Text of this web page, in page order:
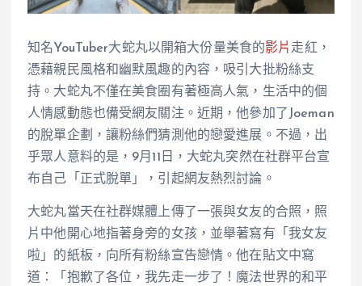
知名YouTuber大蛇丸以開箱大份量美食的影片 走紅，
憑藉親民風格和幽默風趣的內容，吸引大批粉絲支
持。大蛇丸不僅在美食圈有著極高人氣，生活中的個
人情感動態也備受網友關注。近期，他參加了Joeman
的脫單企劃，讓粉絲們猜測他的戀愛進展。不過，出
乎眾人意料的是，9月11日，大蛇丸突然在社群平台宣
布自己「正式脫單」，引起網友熱烈討論。
大蛇丸當天在社群媒體上傳了一張與女友的合照，照
片中他開心地指著身旁的女孩，並舉著寫有「我女友
啦」的紙板，向所有粉絲宣告戀情。他在貼文中寫
道：「抱歉了各位，我先走一步了！魔法世界的和平